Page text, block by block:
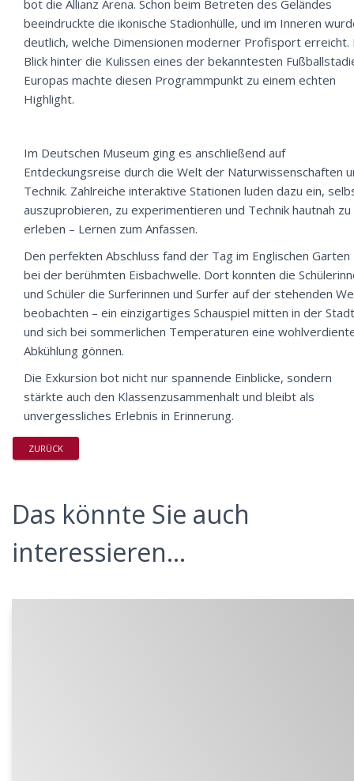
bot die Allianz Arena. Schon beim Betreten des Geländes
beeindruckte die ikonische Stadionhülle, und im Inneren
deutlich, welche Dimensionen moderner Profisport erreicht.
Blick hinter die Kulissen eines der bekanntesten
Europas machte diesen Programmpunkt zu einem echten
Highlight.
Im Deutschen Museum ging es anschließend auf
Entdeckungsreise durch die Welt der Naturwissenschaften
Technik. Zahlreiche interaktive Stationen luden dazu ein,
auszuprobieren, zu experimentieren und Technik hautnah zu
erleben – Lernen zum Anfassen.
Den perfekten Abschluss fand der Tag im Englischen Garten
bei der berühmten Eisbachwelle. Dort konnten die
und Schüler die Surferinnen und Surfer auf der stehenden
beobachten – ein einzigartiges Schauspiel mitten in der
und sich bei sommerlichen Temperaturen eine
Abkühlung gönnen.
Die Exkursion bot nicht nur spannende Einblicke, sondern
stärkte auch den Klassenzusammenhalt und bleibt als
unvergessliches Erlebnis in Erinnerung.
ZURÜCK
Das könnte Sie auch
interessieren...